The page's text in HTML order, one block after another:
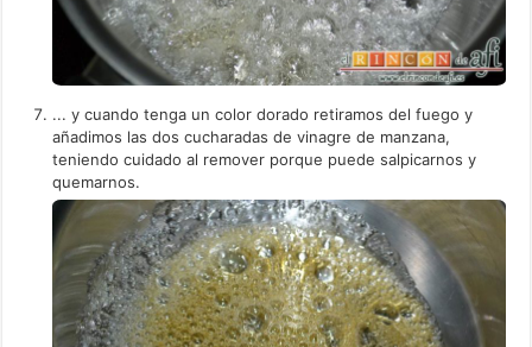
... y cuando tenga un color dorado retiramos del fuego y
añadimos las dos cucharadas de vinagre de manzana,
teniendo cuidado al remover porque puede salpicarnos y
quemarnos.